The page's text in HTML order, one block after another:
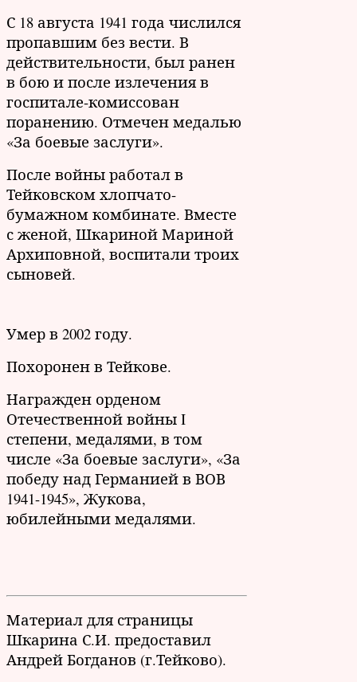
С 18 августа 1941 года числился
пропавшим без вести. В
действительности, был ранен
в бою и после излечения в
госпитале-комиссован
поранению. Отмечен медалью
«За боевые заслуги».
После войны работал в
Тейковском хлопчато-
бумажном комбинате. Вместе
с женой, Шкариной Мариной
Архиповной, воспитали троих
сыновей.
Умер в 2002 году.
Похоронен в Тейкове.
Награжден орденом
Отечественной войны I
степени, медалями, в том
числе «За боевые заслуги», «За
победу над Германией в ВОВ
1941-1945», Жукова,
юбилейными медалями.
Материал для страницы
Шкарина С.И. предоставил
Андрей Богданов (г.Тейково).